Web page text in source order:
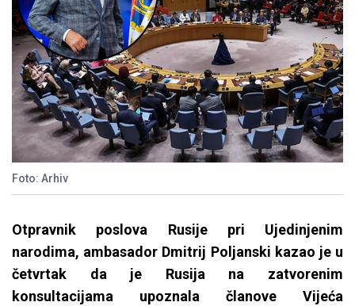
Foto: Arhiv
Otpravnik poslova Rusije pri Ujedinjenim
narodima, ambasador Dmitrij Poljanski kazao je u
četvrtak da je Rusija na zatvorenim
konsultacijama upoznala članove Vijeća